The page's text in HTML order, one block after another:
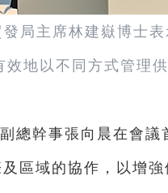
發局主席林建嶽博士
效地以不同方式管理
總幹事張向晨在會
區域的協作，以增